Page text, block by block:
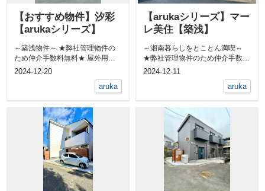
【おすすめ物件】汐彩
【arukaシリーズ】
～築浅物件～ ★弊社管理物件の
ため仲介手数料無料★ 屋外用共
2024-12-20
aruka
【arukaシリーズ】マー
レ美住【築浅】
～湘南暮らしをとことん満喫～
★弊社管理物件のため仲介手数料
無料★ 無垢床のお部屋です！...
2024-12-11
aruka